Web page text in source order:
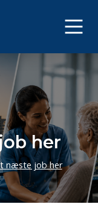
her
næste job her